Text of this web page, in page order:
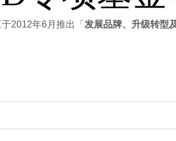
2012年6月推出「 发展品牌、升级转型